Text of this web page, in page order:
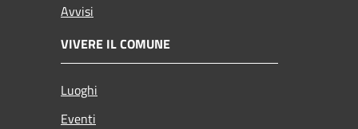
Avvisi
VIVERE IL COMUNE
Luoghi
Eventi